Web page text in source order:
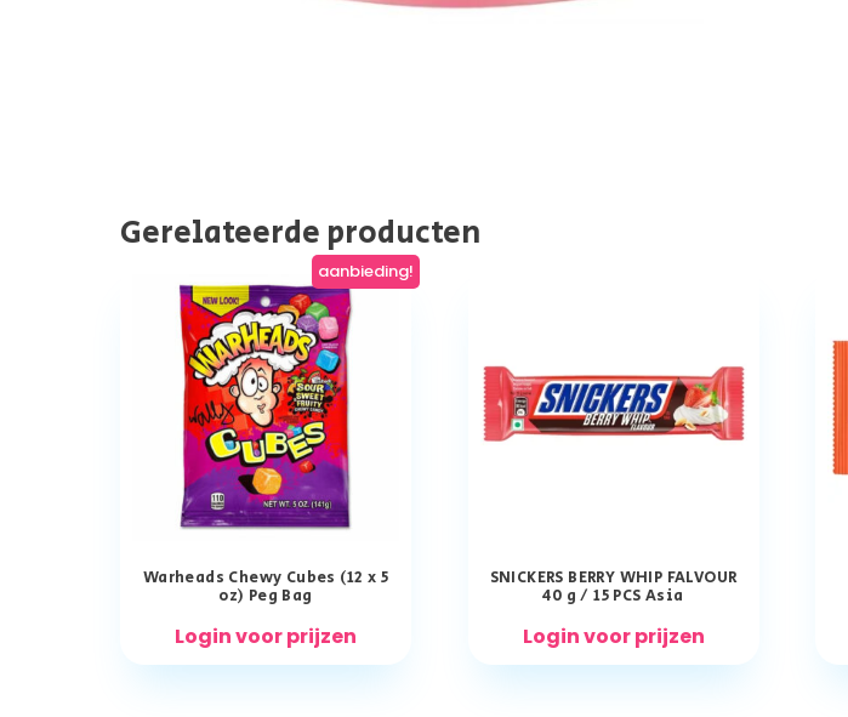
Gerelateerde producten
aanbieding!
Warheads Chewy Cubes (12 x 5
oz) Peg Bag
Login voor prijzen
SNICKERS BERRY WHIP FALVOUR
40 g / 15 PCS Asia
Login voor prijzen